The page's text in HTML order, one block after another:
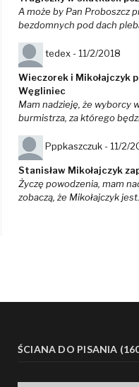
A może by Pan Proboszcz
bezdomnych pod dach
tedex - 11/2/2018
Wieczorek i Mikołajczyk
Węgliniec
Mam nadzieję, że wyborcy
burmistrza, za którego
Pppkaszczuk - 11/2/
Stanisław Mikołajczyk
Życzę powodzenia, mam
zobaczą, że Mikołajczyk
ŚCIANA DO PISANIA